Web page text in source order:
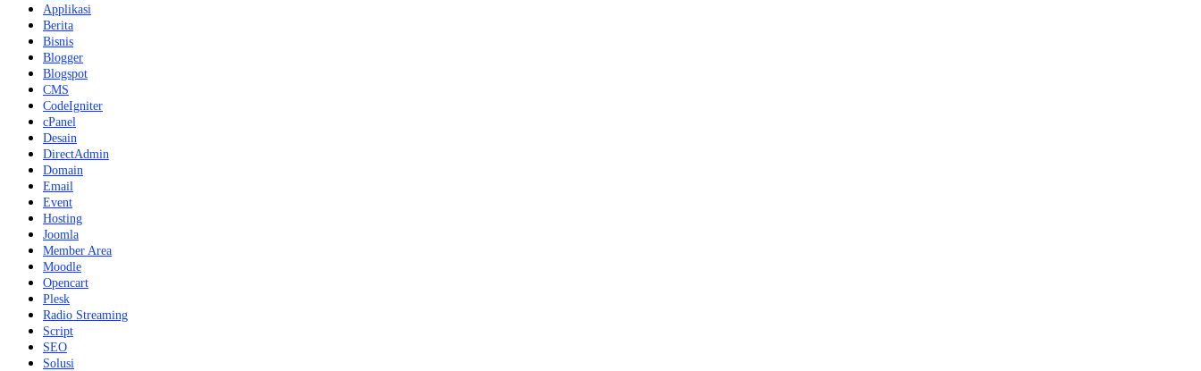
Applikasi
Berita
Bisnis
Blogger
Blogspot
CMS
CodeIgniter
cPanel
Desain
DirectAdmin
Domain
Email
Event
Hosting
Joomla
Member Area
Moodle
Opencart
Plesk
Radio Streaming
Script
SEO
Solusi